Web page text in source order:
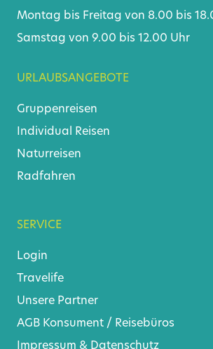
Montag bis Freitag von 8.00 bis
Samstag von 9.00 bis 12.00 Uhr
URLAUBSANGEBOTE
Gruppenreisen
Individual Reisen
Naturreisen
Radfahren
SERVICE
Login
Travelife
Unsere Partner
AGB Konsument / Reisebüros
Impressum & Datenschutz